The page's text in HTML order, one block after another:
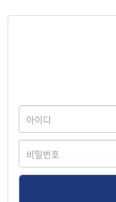
아
이
디
비
밀
번